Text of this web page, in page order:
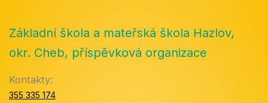
Základní škola a mateřská škola Hazlov,
okr. Cheb, příspěvková organizace
Kontakty:
355 335 174